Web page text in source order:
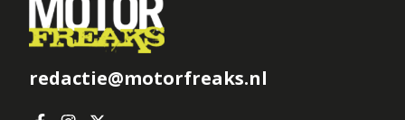
redactie@motorfreaks.nl